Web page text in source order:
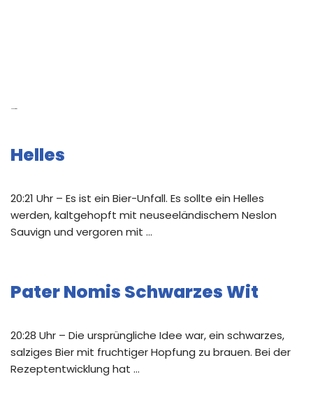
Helles
20:21 Uhr – Es ist ein Bier-Unfall. Es sollte ein Helles
werden, kaltgehopft mit neuseeländischem Neslon
Sauvign und vergoren mit …
Pater Nomis Schwarzes Wit
20:28 Uhr – Die ursprüngliche Idee war, ein schwarzes,
salziges Bier mit fruchtiger Hopfung zu brauen. Bei der
Rezeptentwicklung hat …